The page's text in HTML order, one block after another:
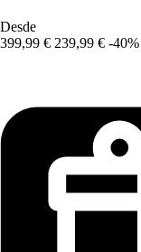
Desde
399,99 € 239,99 € -40%